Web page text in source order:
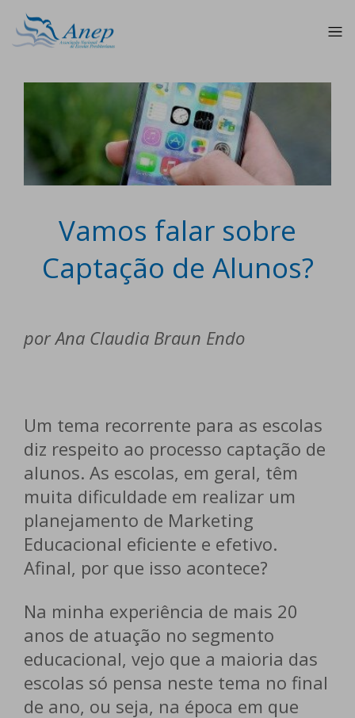
Vamos falar sobre
Captação de Alunos?
por Ana Claudia Braun Endo
Um tema recorrente para as escolas
diz respeito ao processo captação de
alunos. As escolas, em geral, têm
muita dificuldade em realizar um
planejamento de Marketing
Educacional eficiente e efetivo.
Afinal, por que isso acontece?
Na minha experiência de mais 20
anos de atuação no segmento
educacional, vejo que a maioria das
escolas só pensa neste tema no final
de ano, ou seja, na época em que